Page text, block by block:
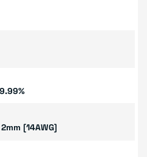
[14AWG]